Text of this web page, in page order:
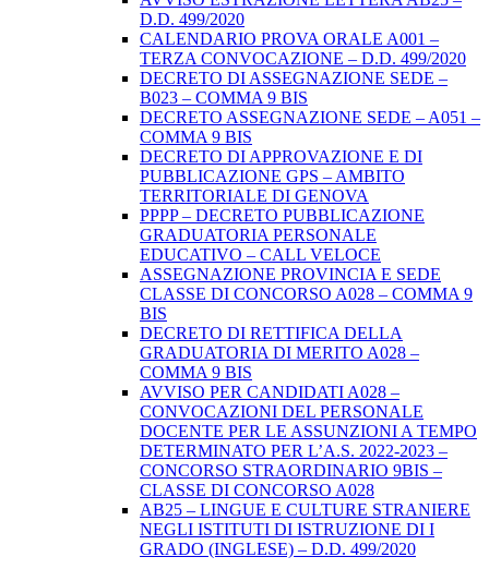
D.D. 499/2020
CALENDARIO PROVA ORALE A001 –
TERZA CONVOCAZIONE – D.D. 499/2020
DECRETO DI ASSEGNAZIONE SEDE –
B023 – COMMA 9 BIS
DECRETO ASSEGNAZIONE SEDE – A051 –
COMMA 9 BIS
DECRETO DI APPROVAZIONE E DI
PUBBLICAZIONE GPS – AMBITO
TERRITORIALE DI GENOVA
PPPP – DECRETO PUBBLICAZIONE
GRADUATORIA PERSONALE
EDUCATIVO – CALL VELOCE
ASSEGNAZIONE PROVINCIA E SEDE
CLASSE DI CONCORSO A028 – COMMA 9
BIS
DECRETO DI RETTIFICA DELLA
GRADUATORIA DI MERITO A028 –
COMMA 9 BIS
AVVISO PER CANDIDATI A028 –
CONVOCAZIONI DEL PERSONALE
DOCENTE PER LE ASSUNZIONI A TEMPO
DETERMINATO PER L’A.S. 2022-2023 –
CONCORSO STRAORDINARIO 9BIS –
CLASSE DI CONCORSO A028
AB25 – LINGUE E CULTURE STRANIERE
NEGLI ISTITUTI DI ISTRUZIONE DI I
GRADO (INGLESE) – D.D. 499/2020